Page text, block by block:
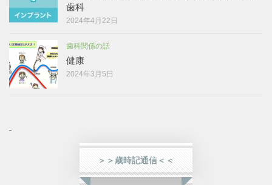
歯科
2024年4月22日
歯科関係の話
健康
2024年3月5日
＞＞歳時記通信＜＜